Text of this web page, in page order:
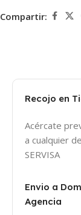
Compartir:
Recojo en
Acércate
a cualquier
SERVISA
Envio a
Agencia